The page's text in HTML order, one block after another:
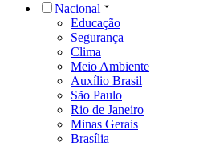
Nacional
Educação
Segurança
Clima
Meio Ambiente
Auxílio Brasil
São Paulo
Rio de Janeiro
Minas Gerais
Brasília